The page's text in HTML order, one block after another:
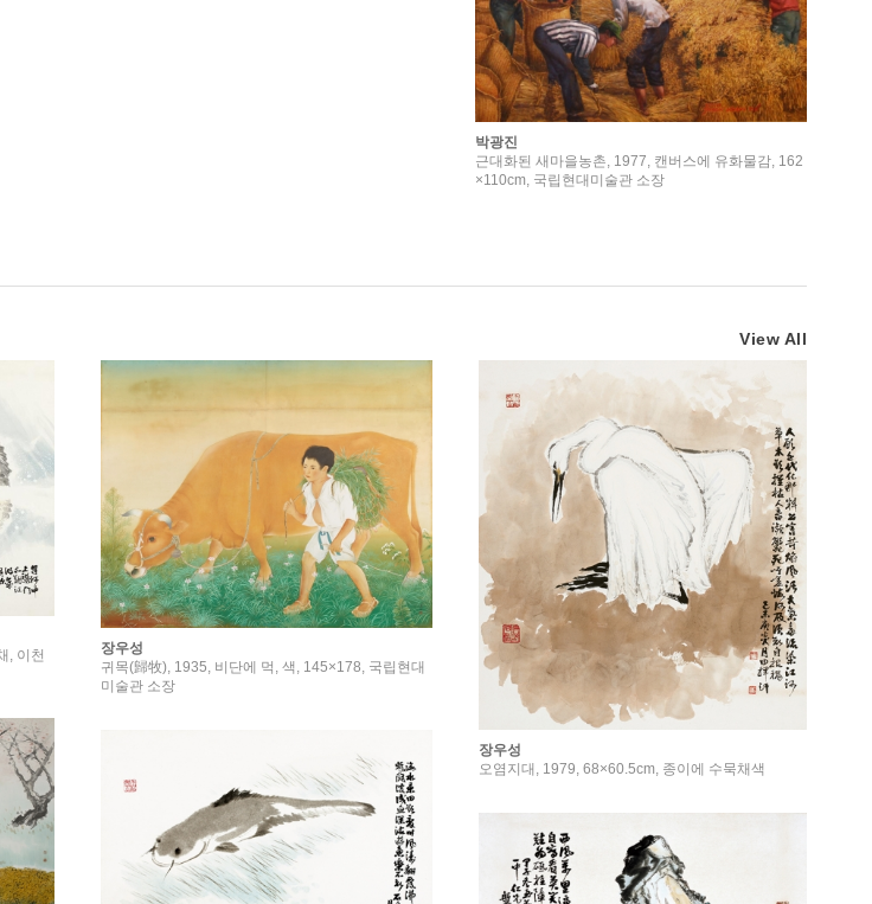
박광진
근대화된 새마을농촌, 1977, 캔버스에 유화물감, 162
×110cm, 국립현대미술관 소장
View All
, 이천
장우성
귀목(歸牧), 1935, 비단에 먹, 색, 145×178, 국립현대
미술관 소장
장우성
오염지대, 1979, 68×60.5cm, 종이에 수묵채색